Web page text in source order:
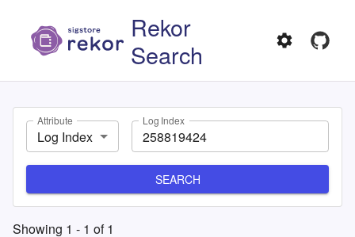
Rekor
Search
Attribute
Log Index
Log Index
SEARCH
Showing 1 - 1 of1